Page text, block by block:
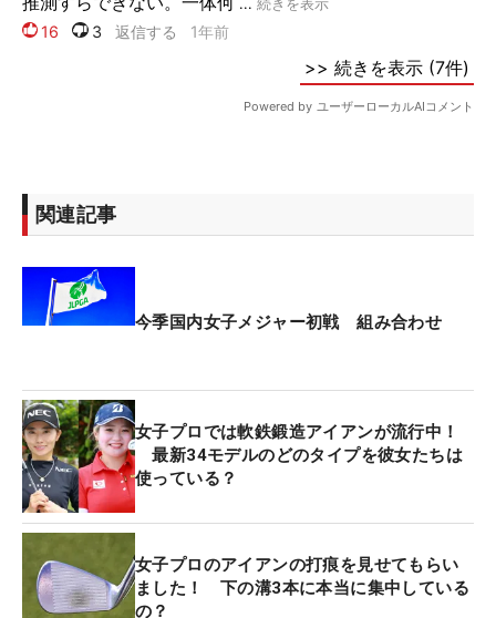
関連記事
今季国内女子メジャー初戦 組み合わせ
女子プロでは軟鉄鍛造アイアンが流行中！
最新34モデルのどのタイプを彼女たちは
使っている？
女子プロのアイアンの打痕を見せてもらい
ました！ 下の溝3本に本当に集中している
の？